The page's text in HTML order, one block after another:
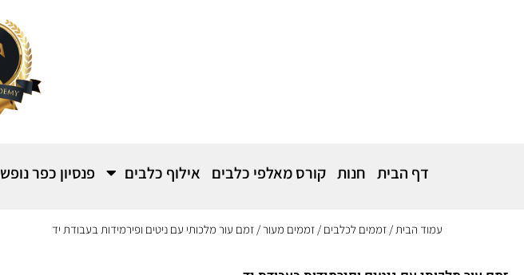
דף הבית חנות קורס מאלפי כלבים אילוף כלבים פנסיון כפר נופש
עמוד הבית / זממים לכלבים / זממים מעור/ זמם עור מלכותי עם ניטים ופירמידות בעבודת יד